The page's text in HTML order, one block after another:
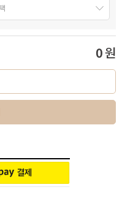
0원